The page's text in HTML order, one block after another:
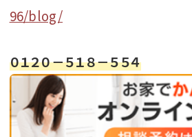
96/blog/
０１２０－５１８－５５４